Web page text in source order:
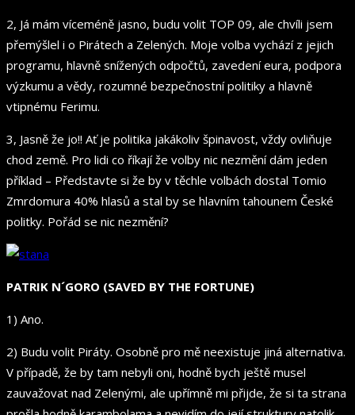
2, Já mám víceméně jasno, budu volit TOP 09, ale chvíli jsem
přemýšlel i o Pirátech a Zelených. Moje volba vychází z jejich
programu, hlavně snížených odpočtů, zavedení eura, podpora
výzkumu a vědy, rozumné bezpečnostní politiky a hlavně
vtipnému Ferimu.
3, Jasně že jo!! Ať je politika jakákoliv špinavost, vždy ovliňuje
chod země. Pro lidi co říkají že volby nic nezmění dám jeden
příklad – Představte si že by v těchle volbách dostal Tomio
Zmrdomura 40% hlasů a stal by se hlavním tahounem České
politky. Pořád se nic nezmění?
PATRIK N´GORO (SAVED BY THE FORTUNE)
1) Ano.
2) Budu volit Piráty. Osobně pro mě neexistuje jiná alternativa.
V případě, že by tam nebyli oni, hodně bych ještě musel
zauvažovat nad Zelenými, ale upřímně mi přijde, že si ta strana